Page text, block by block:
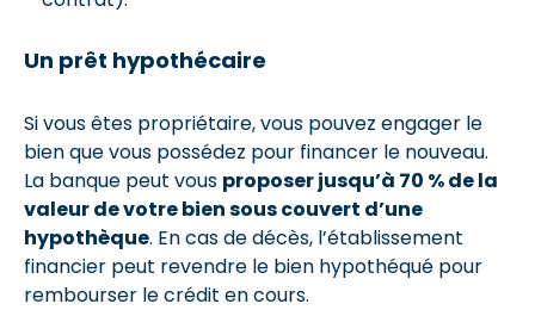
Un prêt hypothécaire
Si vous êtes propriétaire, vous pouvez engager le
bien que vous possédez pour financer le nouveau.
La banque peut vous proposer jusqu’à 70 % de la
valeur de votre bien sous couvert d’une
hypothèque. En cas de décès, l’établissement
financier peut revendre le bien hypothéqué pour
rembourser le crédit en cours.